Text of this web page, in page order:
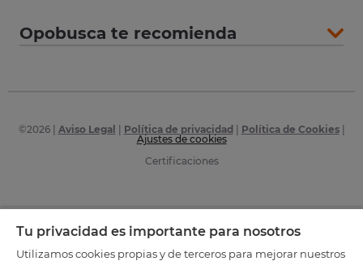
Opobusca te recomienda
©2026| Aviso Legal Política de privacidad Política de Cookies|
Ajustes de cookies
Certificaciones
Tu privacidad es importante para nosotros
Utilizamos cookies propias y de terceros para mejorar nuestros